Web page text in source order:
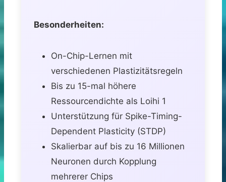
Besonderheiten:
On-Chip-Lernen mit
verschiedenen Plastizitätsregeln
Bis zu 15-mal höhere
Ressourcendichte als Loihi 1
Unterstützung für Spike-Timing-
Dependent Plasticity (STDP)
Skalierbar auf bis zu 16 Millionen
Neuronen durch Kopplung
mehrerer Chips